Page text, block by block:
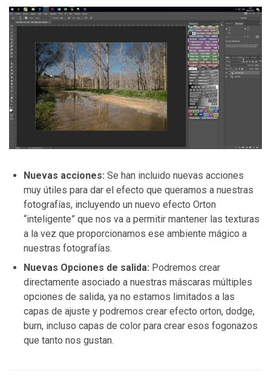
Nuevas acciones: Se han incluido nuevas acciones
muy útiles para dar el efecto que queramos a nuestras
fotografías, incluyendo un nuevo efecto Orton
“inteligente” que nos va a permitir mantener las texturas
a la vez que proporcionamos ese ambiente mágico a
nuestras fotografías.
Nuevas Opciones de salida: Podremos crear
directamente asociado a nuestras máscaras múltiples
opciones de salida, ya no estamos limitados a las
capas de ajuste y podremos crear efecto orton, dodge,
burn, incluso capas de color para crear esos fogonazos
que tanto nos gustan.